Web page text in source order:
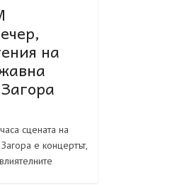
на
сцената на
е концертът,